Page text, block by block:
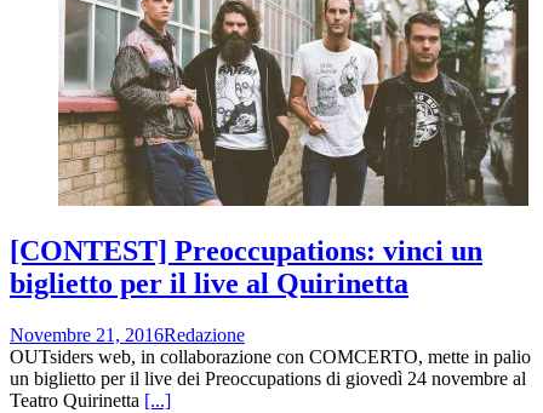
[CONTEST] Preoccupations: vinci un
biglietto per il live al Quirinetta
Novembre 21, 2016Redazione
OUTsiders web, in collaborazione con COMCERTO, mette in palio
un biglietto per il live dei Preoccupations di giovedì 24 novembre al
Teatro Quirinetta [...]